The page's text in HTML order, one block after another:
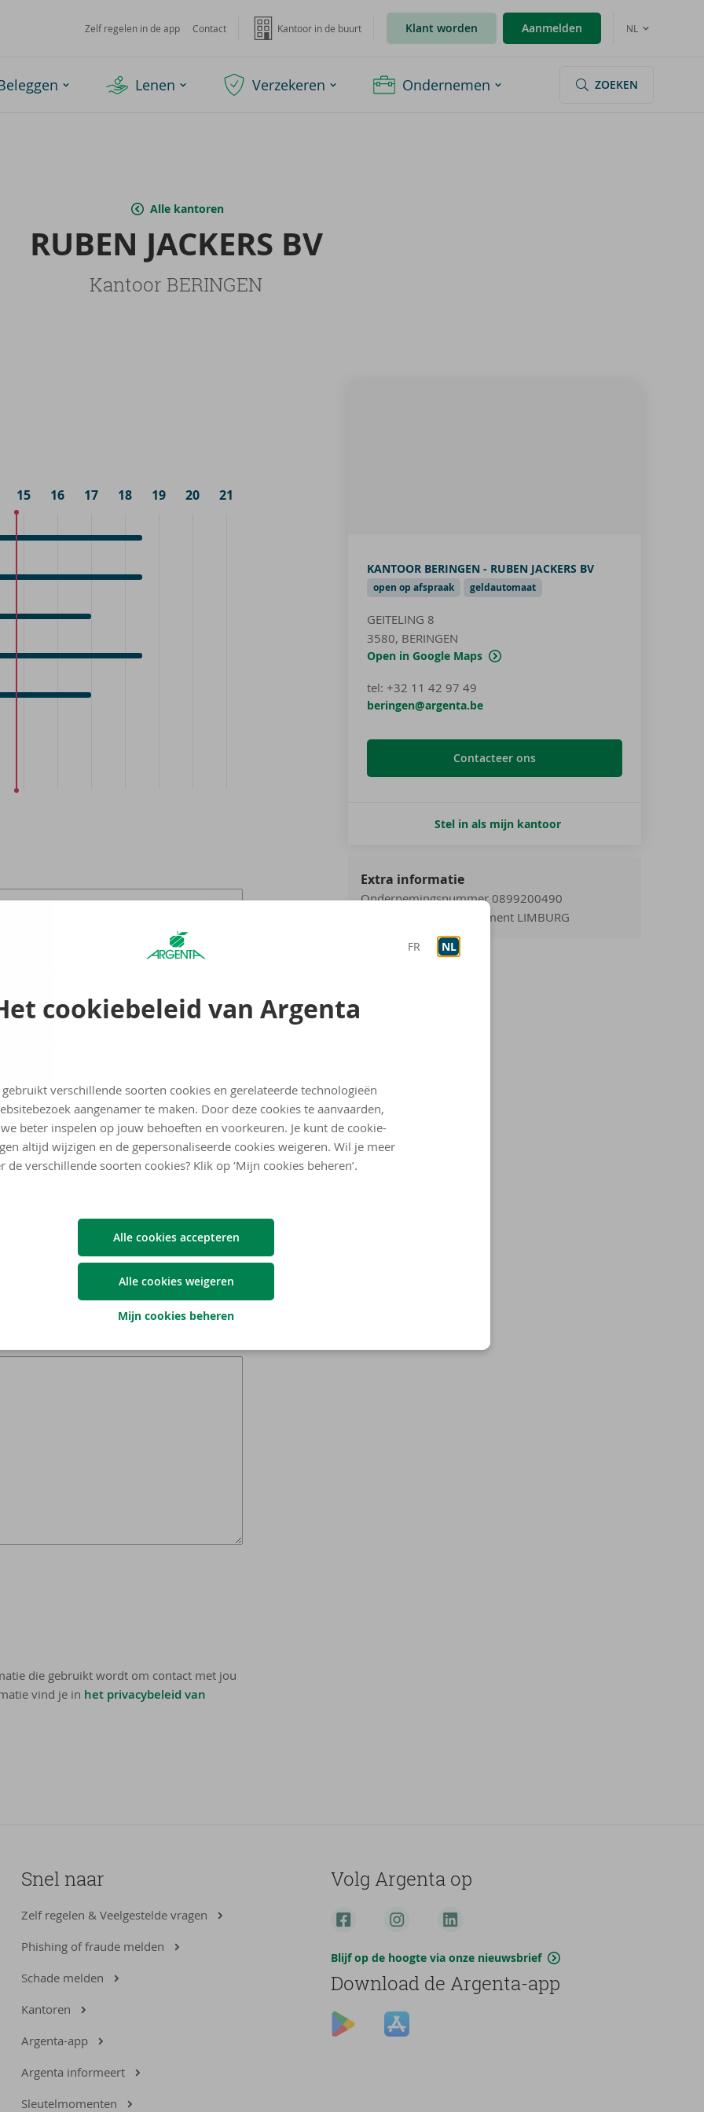
FR NL
cookiebeleid van Argenta
verschillende soorten cookies en gerelateerde technologieën
aangenamer te maken. Door deze cookies te aanvaarden,
beter inspelen op jouw behoeften en voorkeuren. Je kunt de cookie-
altijd wijzigen en de gepersonaliseerde cookies weigeren. Wil je meer
de verschillende soorten cookies? Klik op ‘Mijn cookies beheren’.
Alle cookies accepteren
Alle cookies weigeren
Mijn cookies beheren
Zelf regelen in de app Contact Kantoor in de buurt Klant worden Aanmelden NL
Lenen Verzekeren Ondernemen ZOEKEN
Alle kantoren
RUBEN JAC­KERS BV
Kantoor BERINGEN
15 16 17 18 19 20 21
die gebruikt wordt om contact met jou
vind je in het privacybeleid van
KANTOOR BERINGEN - RUBEN JACKERS BV
open op afspraak geldautomaat
GEITELING 8
3580, BERINGEN
Open in Google Maps
tel: +32 11 42 97 49
beringen@argenta.be
Contacteer ons
Stel in als mijn kantoor
Extra informatie
Ondernemingsnummer 0899200490
Gerechtelijk arrondissement LIMBURG
Snel naar
Zelf regelen & Veelgestelde vragen
Phishing of fraude melden
Schade melden
Kantoren
Argenta-app
Argenta informeert
Sleutelmomenten
Volg Argenta op
Blijf op de hoogte via onze nieuwsbrief
Download de Argenta-app